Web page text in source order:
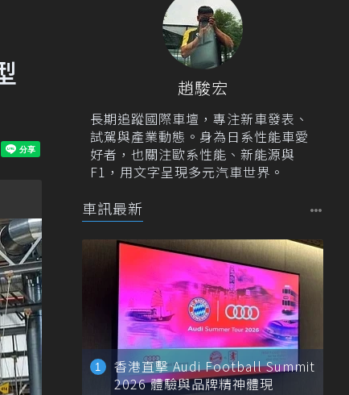
趙駿宏
長期追蹤國際車壇，專注新車發表、
試駕與產業動態。身為日系性能車愛
好者，也關注歐系性能、新能源與
F1，用文字呈現多元汽車世界。
車訊最新
香港直擊 Audi Football Summit
2026 體驗與品牌精神體現